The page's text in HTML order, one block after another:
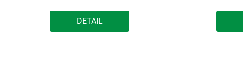
DETAIL